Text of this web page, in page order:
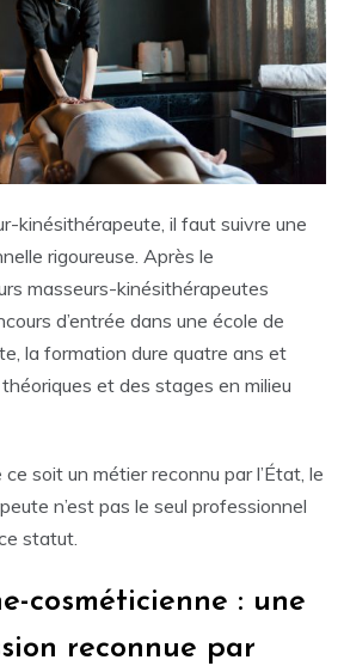
kinésithérapeute, il faut suivre une
rigoureuse. Après le
masseurs-kinésithérapeutes
d’entrée dans une école de
la formation dure quatre ans et
et des stages en milieu
soit un métier reconnu par l’État, le
n’est pas le seul professionnel
statut.
cosméticienne : une
reconnue par